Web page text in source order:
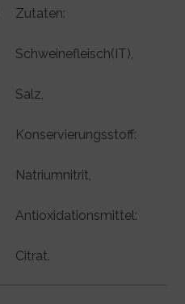
Zutaten:
Schweinefleisch(IT),
Salz,
Konservierungsstoff:
Natriumnitrit,
Antioxidationsmittel:
Citrat.